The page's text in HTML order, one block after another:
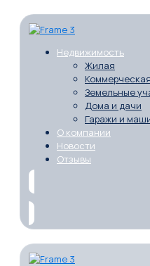
Недвижимость
Жилая
Коммерческая
Земельные
Дома и дачи
Гаражи и
О компании
Новости
Отзывы